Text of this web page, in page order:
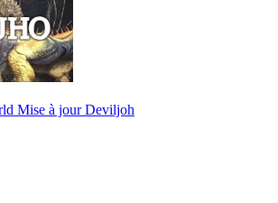
Mise à jour Deviljoh